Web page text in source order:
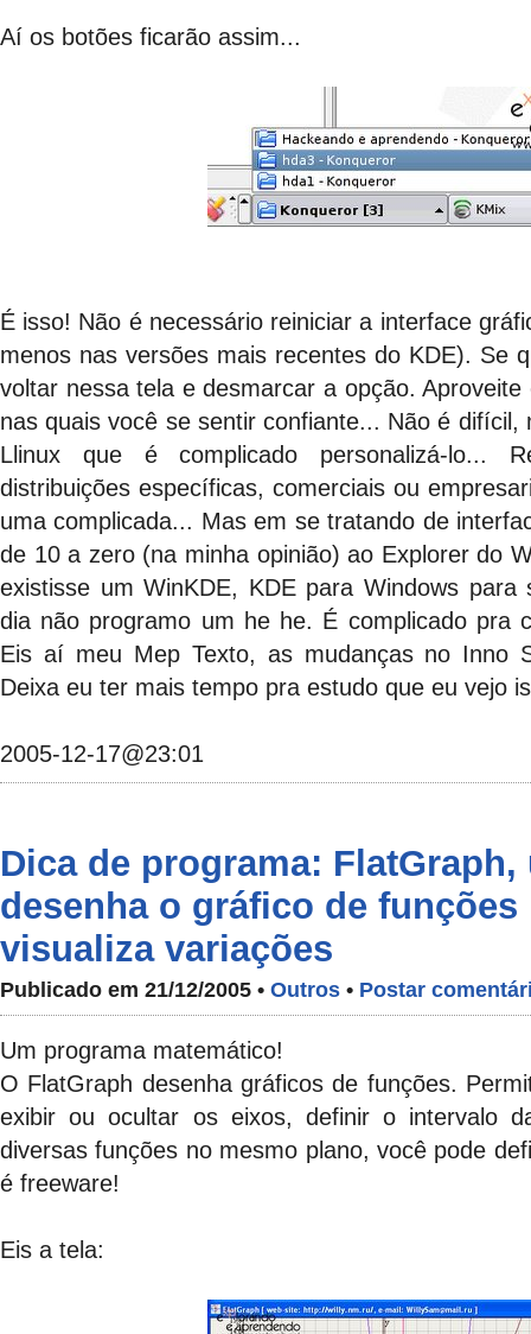
Aí os botões ficarão assim...
É isso! Não é necessário reiniciar a interface
menos nas versões mais recentes do KDE). Se
voltar nessa tela e desmarcar a opção.
nas quais você se sentir confiante... Não é
Llinux que é complicado personalizá-lo...
distribuições específicas, comerciais ou
uma complicada... Mas em se tratando de
de 10 a zero (na minha opinião) ao Explorer do
existisse um WinKDE, KDE para Windows
dia não programo um he he. É complicado pra
Eis aí meu Mep Texto, as mudanças no Inno
Deixa eu ter mais tempo pra estudo que eu vejo
2005-12-17@23:01
Dica de programa:
desenha o gráfico de funções
visualiza variações
Publicado em 21/12/2005 • Outros • Postar
Um programa matemático!
O FlatGraph desenha gráficos de funções.
exibir ou ocultar os eixos, definir o intervalo
diversas funções no mesmo plano, você pode
é freeware!
Eis a tela: